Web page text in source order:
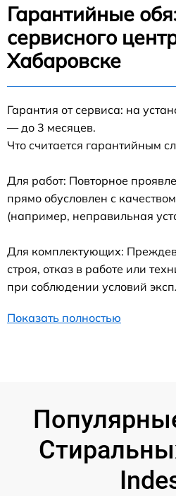
Гарантийные
сервисного
Хабаровске
Гарантия от сервиса: на
— до 3 месяцев.
Что считается гарантийным
Для работ: Повторное
прямо обусловлен с
(например, неправильная
Для комплектующих:
строя, отказ в работе или
при соблюдении условий
Показать полностью